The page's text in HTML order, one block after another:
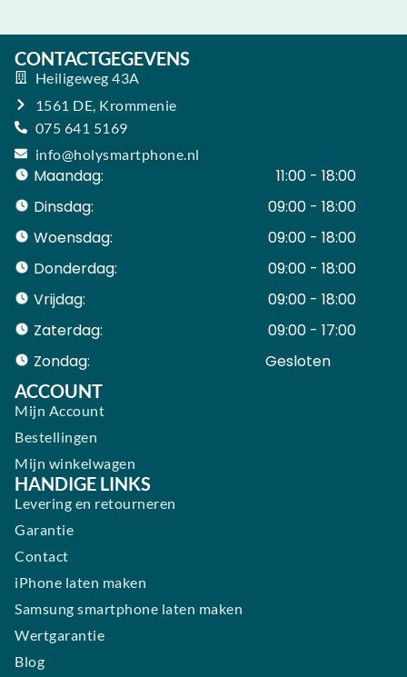
CONTACTGEGEVENS
Heiligeweg 43A
1561 DE, Krommenie
075 641 5169
info@holysmartphone.nl
Maandag:
11:00 - 18:00
Dinsdag:
09:00 - 18:00
Woensdag:
09:00 - 18:00
Donderdag:
09:00 - 18:00
Vrijdag:
09:00 - 18:00
Zaterdag:
09:00 - 17:00
Zondag:
Gesloten ​ ​ ​ ​ ​ ​ ​
ACCOUNT
Mijn Account
Bestellingen
Mijn winkelwagen
HANDIGE LINKS
Levering en retourneren
Garantie
Contact
iPhone laten maken
Samsung smartphone laten maken
Wertgarantie
Blog